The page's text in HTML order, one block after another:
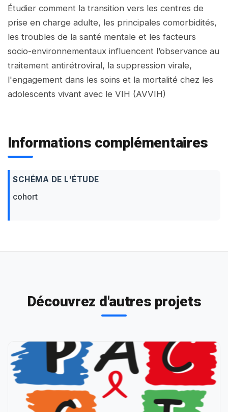
Étudier comment la transition vers les centres de
prise en charge adulte, les principales comorbidités,
les troubles de la santé mentale et les facteurs
socio-environnementaux influencent l’observance au
traitement antirétroviral, la suppression virale,
l'engagement dans les soins et la mortalité chez les
adolescents vivant avec le VIH (AVVIH)
Informations complémentaires
SCHÉMA DE L'ÉTUDE
cohort
Découvrez d'autres projets